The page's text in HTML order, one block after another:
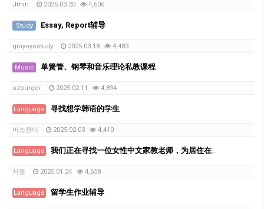
Jmin 2025.03.20 4,606
Study Essay, Report辅导
ginyoyostudy 2025.03.18 4,483
Music 单簧管、钢琴和音乐理论私教课程
ozburger 2025.02.11 4,894
Language 寻找想学韩语的学生
미소찬이 2025.02.03 4,410
Language 我们正在寻找一位女性中文家教老师，为居住在Runcorn的韩国家庭的6年级和8年级学生提供辅导。
서정 2025.01.24 4,658
Language 留学生作业辅导